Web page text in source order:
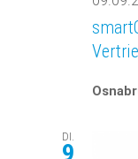
DI.